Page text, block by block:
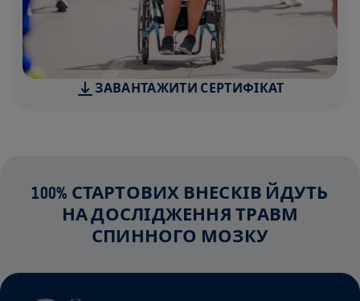
ЗАВАНТАЖИТИ СЕРТИФІКАТ
100% СТАРТОВИХ ВНЕСКІВ ЙДУТЬ
НА ДОСЛІДЖЕННЯ ТРАВМ
СПИННОГО МОЗКУ